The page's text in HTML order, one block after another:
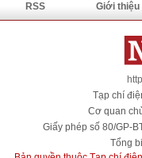
RSS Giới thiệu
Tạp chí
Cơ quan
Giấy phép số 80/GP-
Tổng